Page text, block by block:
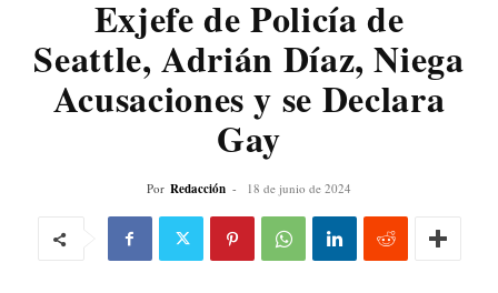
Exjefe de Policía de
Seattle, Adrián Díaz, Niega
Acusaciones y se Declara
Gay
Por Redacción - 18 de junio de 2024